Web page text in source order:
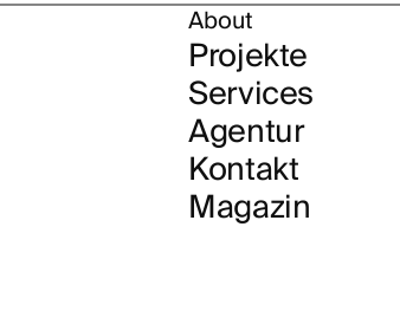
About
Projekte
Services
Agentur
Kontakt
Magazin